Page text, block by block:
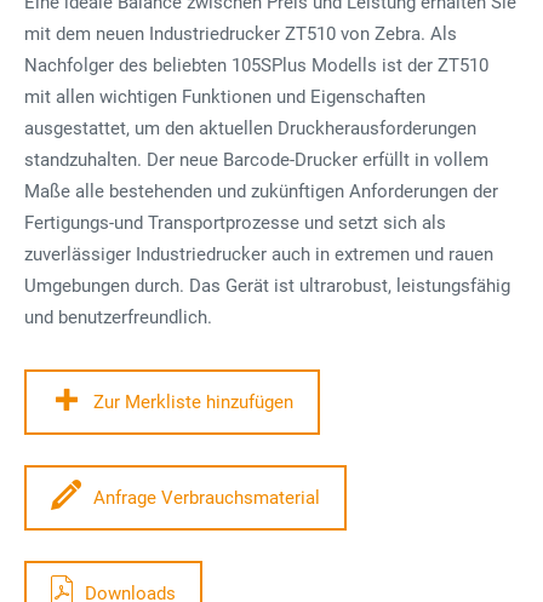
mit dem neuen Industriedrucker ZT510 von Zebra. Als
Nachfolger des beliebten 105SPlus Modells ist der ZT510
mit allen wichtigen Funktionen und Eigenschaften
ausgestattet, um den aktuellen Druckherausforderungen
standzuhalten. Der neue Barcode-Drucker erfüllt in vollem
Maße alle bestehenden und zukünftigen Anforderungen der
Fertigungs-und Transportprozesse und setzt sich als
zuverlässiger Industriedrucker auch in extremen und rauen
Umgebungen durch. Das Gerät ist ultrarobust, leistungsfähig
und benutzerfreundlich.
Zur Merkliste hinzufügen
Anfrage Verbrauchsmaterial
Downloads